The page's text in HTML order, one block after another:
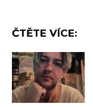
ČTĚTE VÍCE: